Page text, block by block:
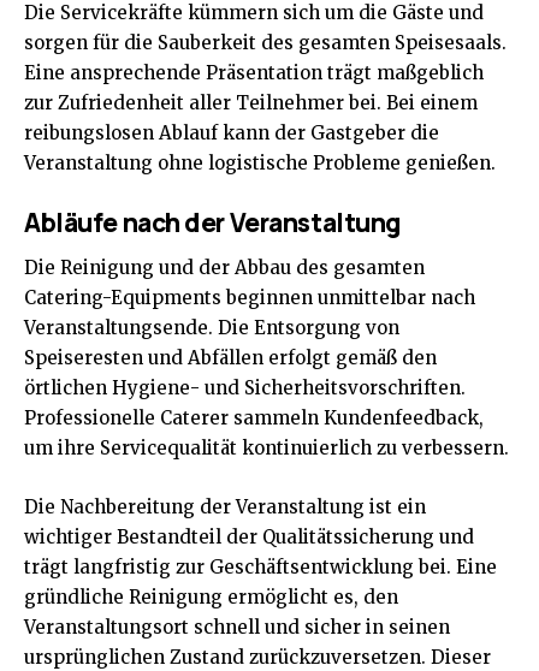
Die Servicekräfte kümmern sich um die Gäste und
sorgen für die Sauberkeit des gesamten Speisesaals.
Eine ansprechende Präsentation trägt maßgeblich
zur Zufriedenheit aller Teilnehmer bei. Bei einem
reibungslosen Ablauf kann der Gastgeber die
Veranstaltung ohne logistische Probleme genießen.
Abläufe nach der Veranstaltung
Die Reinigung und der Abbau des gesamten
Catering-Equipments beginnen unmittelbar nach
Veranstaltungsende. Die Entsorgung von
Speiseresten und Abfällen erfolgt gemäß den
örtlichen Hygiene- und Sicherheitsvorschriften.
Professionelle Caterer sammeln Kundenfeedback,
um ihre Servicequalität kontinuierlich zu verbessern.
Die Nachbereitung der Veranstaltung ist ein
wichtiger Bestandteil der Qualitätssicherung und
trägt langfristig zur Geschäftsentwicklung bei. Eine
gründliche Reinigung ermöglicht es, den
Veranstaltungsort schnell und sicher in seinen
ursprünglichen Zustand zurückzuversetzen. Dieser